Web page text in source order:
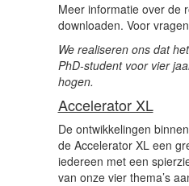
Meer informatie over de
downloaden. Voor
We realiseren ons dat
PhD-student voor vier
hogen.
Accelerator XL
De ontwikkelingen
de Accelerator XL een
iedereen met een
van onze vier thema’s